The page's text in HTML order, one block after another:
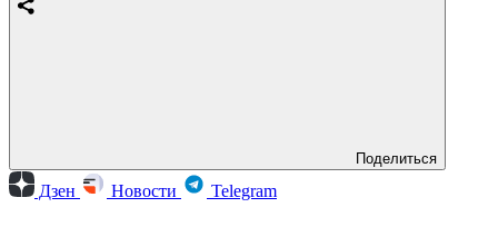
Поделиться
Дзен Новости Telegram